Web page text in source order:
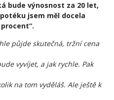
bude výnosnost za 20 let,
jsem měl docela
půjde skutečná, tržní cena
vyvíjet, a jak rychle. Pak
na tom vyděláš. Ale ještě k